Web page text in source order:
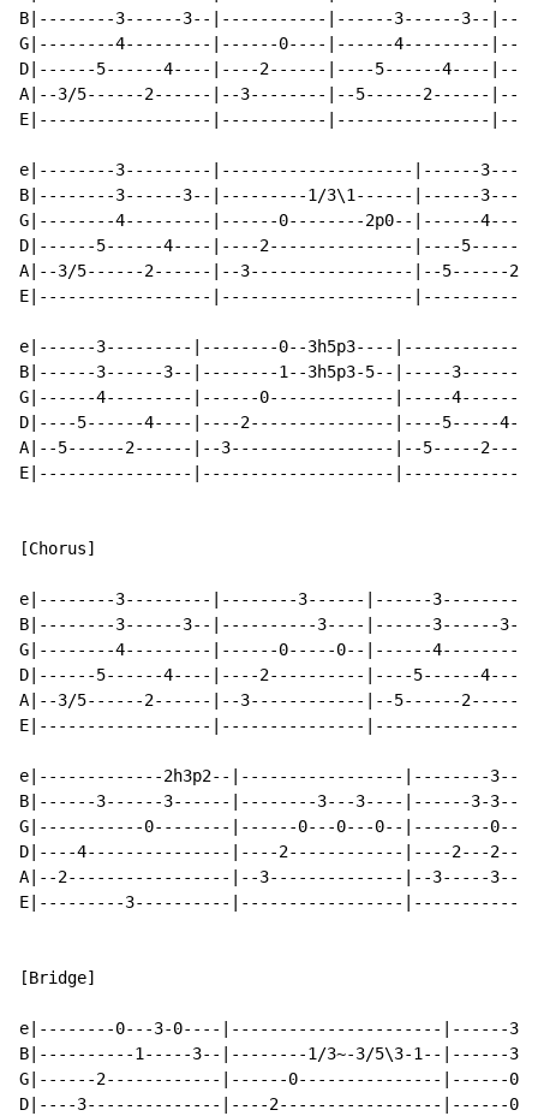
B|--------3------3--|-----------|------3------3--
G|--------4---------|------0----|------4---------
D|------5------4----|----2------|----5------4----
A|--3/5------2------|--3--------|--5------2------|--
E|------------------|-----------|----------------
e|--------3---------|--------------------|------
B|--------3------3--|---------1/3\1------|------
G|--------4---------|------0--------2p0--|------
D|------5------4----|----2---------------|----
A|--3/5------2------|--3-----------------|--5------
E|------------------|--------------------
e|------3---------|--------0--3h5p3----
B|------3------3--|--------1--3h5p3-5--|-----
G|------4---------|------0-------------|-----
D|----5------4----|----2---------------|----5-----
A|--5------2------|--3-----------------|--5-----
E|----------------|--------------------
[Chorus]
e|--------3---------|--------3------|------
B|--------3------3--|----------3----|------3------
G|--------4---------|------0-----0--|------
D|------5------4----|----2----------|----5------4----
A|--3/5------2------|--3------------|--5------2------
E|------------------|---------------
e|-------------2h3p2--|-----------------|--------3--
B|------3------3------|--------3---3----|------3-3--
G|-----------0--------|------0---0---0--|--------0--|--
D|----4---------------|----2------------|----2---2--
A|--2-----------------|--3--------------|--3-----3--
E|---------3----------|-----------------|-----------
[Bridge]
e|--------0---3-0----|----------------------|------
B|----------1-----3--|--------1/3~-3/5\3-1--
G|------2------------|------0---------------|------
D|----3--------------|----2-----------------|------